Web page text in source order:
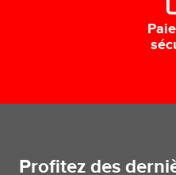
Profitez des